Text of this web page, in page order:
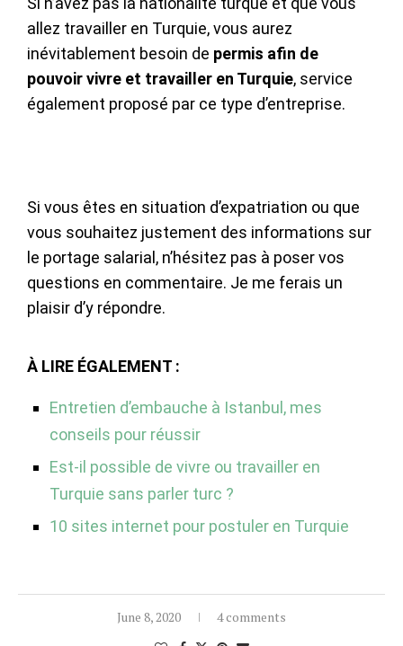
allez travailler en Turquie, vous aurez
inévitablement besoin de permis afin de
pouvoir vivre et travailler en Turquie, service
également proposé par ce type d’entreprise.
Si vous êtes en situation d’expatriation ou que
vous souhaitez justement des informations sur
le portage salarial, n’hésitez pas à poser vos
questions en commentaire. Je me ferais un
plaisir d’y répondre.
À LIRE ÉGALEMENT :
Entretien d’embauche à Istanbul, mes
conseils pour réussir
Est-il possible de vivre ou travailler en
Turquie sans parler turc ?
10 sites internet pour postuler en Turquie
June 8, 2020 4 comments